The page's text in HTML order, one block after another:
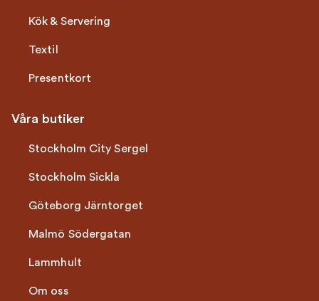
Kök & Servering
Textil
Presentkort
Våra butiker
Stockholm City Sergel
Stockholm Sickla
Göteborg Järntorget
Malmö Södergatan
Lammhult
Om oss